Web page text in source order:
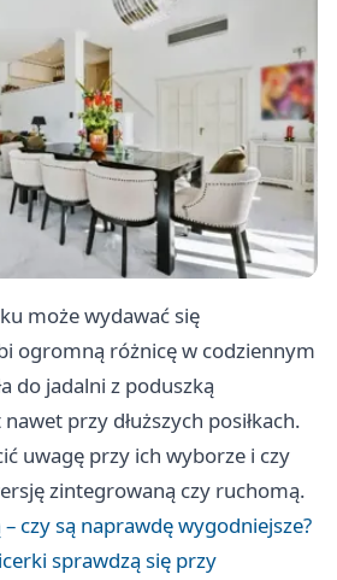
może wydawać się
ogromną różnicę w codziennym
do jadalni z poduszką
przy dłuższych posiłkach.
uwagę przy ich wyborze i czy
zintegrowaną czy ruchomą.
– czy są naprawdę wygodniejsze?
sprawdzą się przy